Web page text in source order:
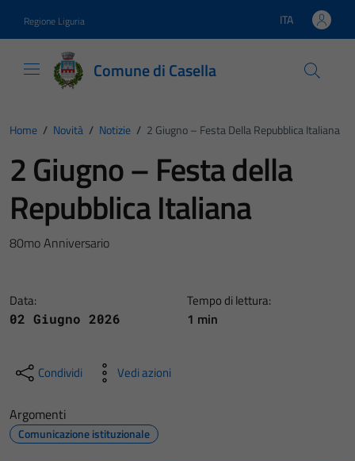
Regione Liguria Lingua attiva:
ITA
Comune di Casella
Home / Novità / Notizie / 2 Giugno – Festa Della Repubblica Italiana
2 Giugno – Festa della
Repubblica Italiana
80mo Anniversario
Data:
02 Giugno 2026
Tempo di lettura:
1 min
Condividi Vedi azioni
Argomenti
Comunicazione istituzionale